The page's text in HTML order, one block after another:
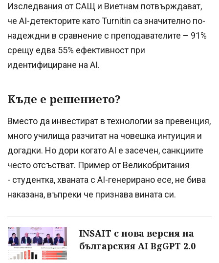
Изследвания от САЩ и Виетнам потвърждават,
че AI-детекторите като Turnitin са значително по-
надеждни в сравнение с преподавателите – 91%
срещу едва 55% ефективност при
идентифициране на AI.
Къде е решението?
Вместо да инвестират в технологии за превенция,
много училища разчитат на човешка интуиция и
догадки. Но дори когато AI е засечен, санкциите
често отсъстват. Пример от Великобритания
- студентка, хваната с AI-генерирано есе, не бива
наказана, въпреки че признава вината си.
INSAIT с нова версия на
българския AI BgGPT 2.0